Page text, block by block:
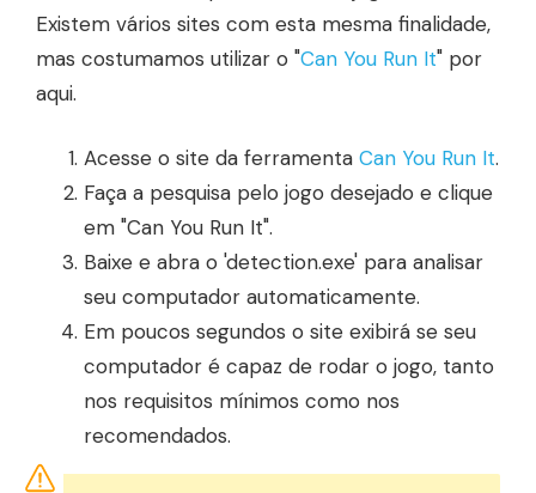
Existem vários sites com esta mesma finalidade,
mas costumamos utilizar o "Can You Run It" por
aqui.
Acesse o site da ferramenta Can You Run It.
Faça a pesquisa pelo jogo desejado e clique
em "Can You Run It".
Baixe e abra o 'detection.exe' para analisar
seu computador automaticamente.
Em poucos segundos o site exibirá se seu
computador é capaz de rodar o jogo, tanto
nos requisitos mínimos como nos
recomendados.